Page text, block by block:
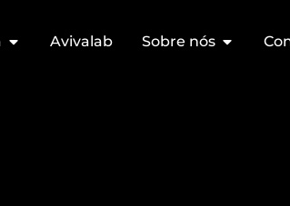
Avivalab Sobre nós